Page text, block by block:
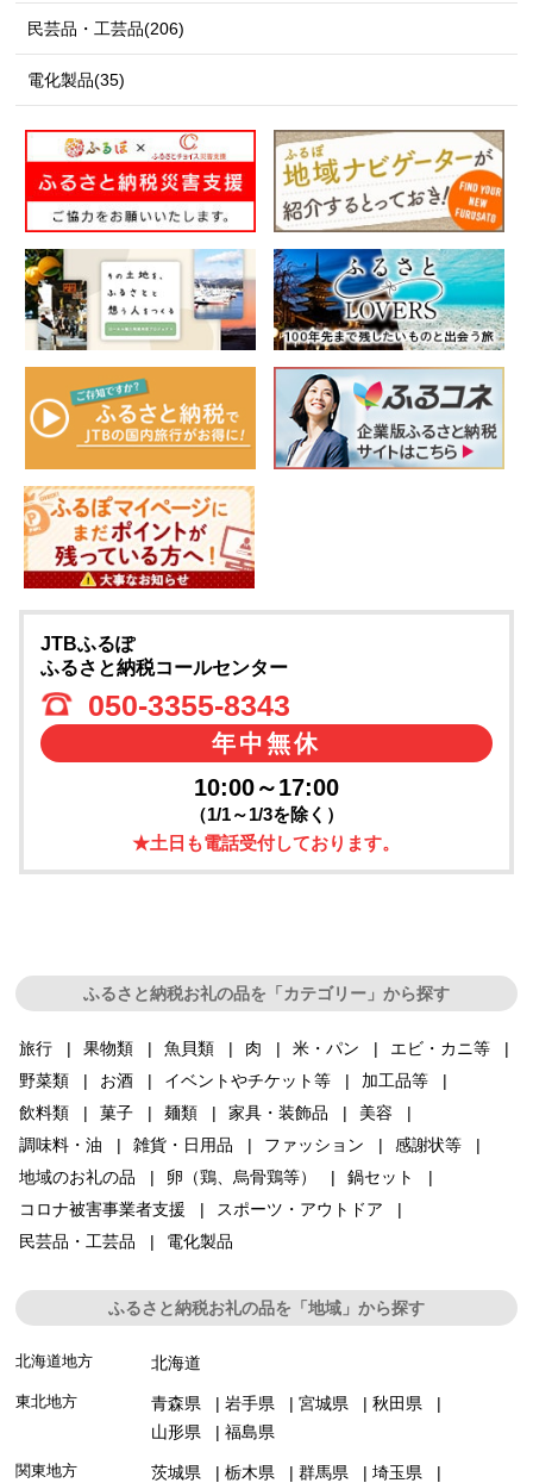
民芸品・工芸品(206)
電化製品(35)
JTBふるぽ
ふるさと納税コールセンター
050-3355-8343
年中無休
10:00～17:00
（1/1～1/3を除く）
★土日も電話受付しております。
ふるさと納税お礼の品を「カテゴリー」から探す
旅行 果物類 魚貝類 肉 米・パン
エビ・カニ等
野菜類
お酒 イベントやチケット等
加工品等
飲料類
菓子 麺類 家具・装飾品
美容
調味料・油
雑貨・日用品 ファッション
感謝状等
地域のお礼の品
卵（鶏、烏骨鶏等）
鍋セット
コロナ被害事業者支援
スポーツ・アウトドア
民芸品・工芸品
電化製品
ふるさと納税お礼の品を「地域」から探す
北海道地方 北海道
東北地方 青森県 岩手県 宮城県
秋田県
山形県
福島県
関東地方 茨城県 栃木県 群馬県
埼玉県